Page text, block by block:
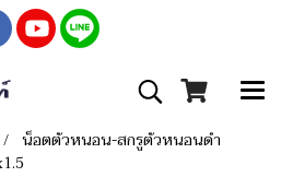
น็อตตัวหนอน-สกรูตัวหนอนดำ